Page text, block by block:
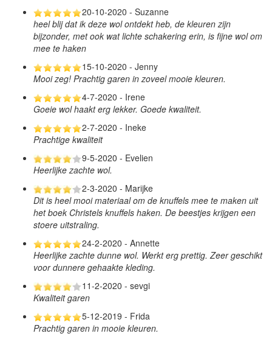
20-10-2020 - Suzanne
heel blij dat ik deze wol ontdekt heb, de kleuren zijn
bijzonder, met ook wat lichte schakering erin, is fijne wol om
mee te haken
15-10-2020 - Jenny
Mooi zeg! Prachtig garen in zoveel mooie kleuren.
4-7-2020 - Irene
Goeie wol haakt erg lekker. Goede kwaliteit.
2-7-2020 - Ineke
Prachtige kwaliteit
9-5-2020 - Evelien
Heerlijke zachte wol.
2-3-2020 - Marijke
Dit is heel mooi materiaal om de knuffels mee te maken uit
het boek Christels knuffels haken. De beestjes krijgen een
stoere uitstraling.
24-2-2020 - Annette
Heerlijke zachte dunne wol. Werkt erg prettig. Zeer geschikt
voor dunnere gehaakte kleding.
11-2-2020 - sevgi
Kwaliteit garen
5-12-2019 - Frida
Prachtig garen in mooie kleuren.